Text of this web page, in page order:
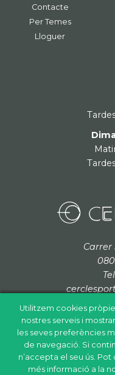
Utilitzem cookies
nostres serveis i
les seves preferències
de navegació. Si
n’accepta el seu ús.
més informació a la
Contacte
Per Temes
Lloguer
Carrer
Política de cookies